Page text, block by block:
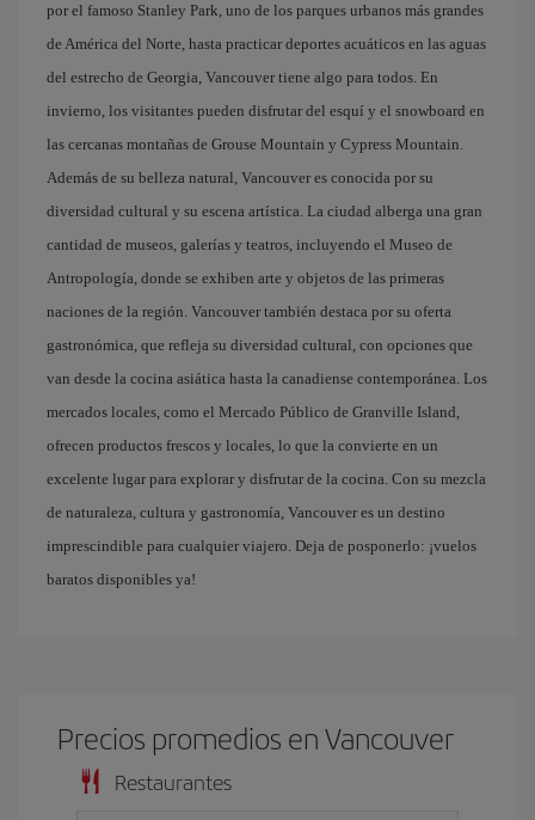
por el famoso Stanley Park, uno de los parques urbanos más grandes
de América del Norte, hasta practicar deportes acuáticos en las aguas
del estrecho de Georgia, Vancouver tiene algo para todos. En
invierno, los visitantes pueden disfrutar del esquí y el snowboard en
las cercanas montañas de Grouse Mountain y Cypress Mountain.
Además de su belleza natural, Vancouver es conocida por su
diversidad cultural y su escena artística. La ciudad alberga una gran
cantidad de museos, galerías y teatros, incluyendo el Museo de
Antropología, donde se exhiben arte y objetos de las primeras
naciones de la región. Vancouver también destaca por su oferta
gastronómica, que refleja su diversidad cultural, con opciones que
van desde la cocina asiática hasta la canadiense contemporánea. Los
mercados locales, como el Mercado Público de Granville Island,
ofrecen productos frescos y locales, lo que la convierte en un
excelente lugar para explorar y disfrutar de la cocina. Con su mezcla
de naturaleza, cultura y gastronomía, Vancouver es un destino
imprescindible para cualquier viajero. Deja de posponerlo: ¡vuelos
baratos disponibles ya!
Precios promedios en Vancouver
Restaurantes